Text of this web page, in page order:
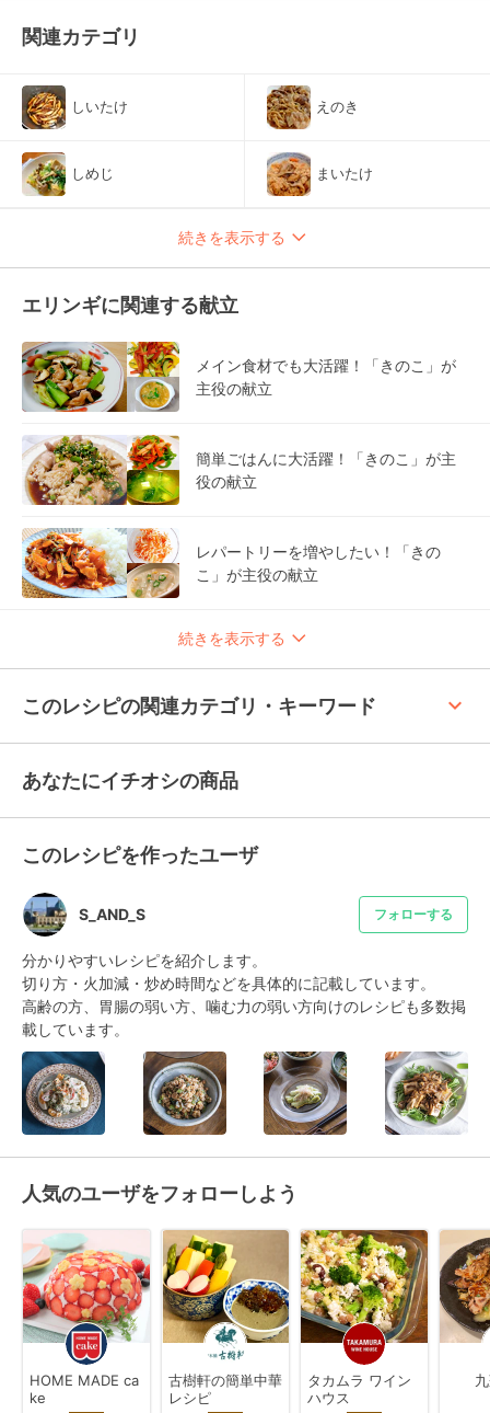
関連カテゴリ
しいたけ えのき
しめじ まいたけ
続きを表示する
エリンギに関連する献立
メイン食材でも大活躍！「きのこ」が
主役の献立
簡単ごはんに大活躍！「きのこ」が主
役の献立
レパートリーを増やしたい！「きの
こ」が主役の献立
続きを表示する
このレシピの関連カテゴリ・キーワード keyboard_arrow_up
あなたにイチオシの商品
このレシピを作ったユーザ
S_AND_S フォローする
分かりやすいレシピを紹介します。
切り方・火加減・炒め時間などを具体的に記載しています。
高齢の方、胃腸の弱い方、噛む力の弱い方向けのレシピも多数掲
載しています。
人気のユーザをフォローしよう
HOME MADE ca
ke
古樹軒の簡単中華
レシピ
タカムラ ワイン
ハウス